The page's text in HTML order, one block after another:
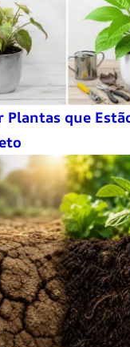
Plantas que